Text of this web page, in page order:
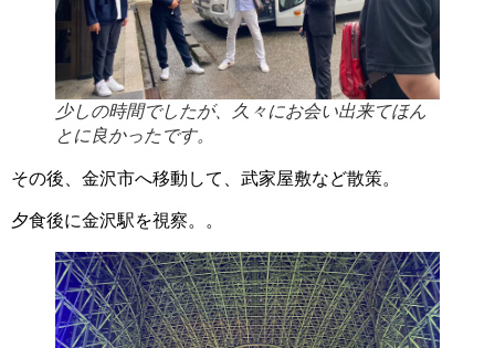
少しの時間でしたが、久々にお会い出来てほん
とに良かったです。
その後、金沢市へ移動して、武家屋敷など散策。
夕食後に金沢駅を視察。。